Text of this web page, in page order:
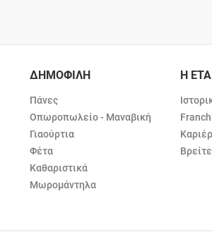
ΔΗΜΟΦΙΛΗ
Πάνες
Οπωροπωλείο - Μαναβική
Γιαούρτια
Φέτα
Καθαριστικά
Μωρομάντηλα
Η